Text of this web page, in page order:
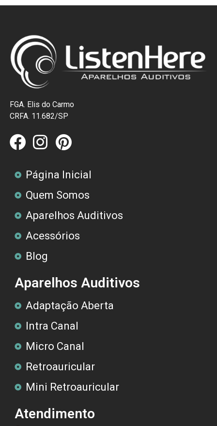
FGA. Elis do Carmo
CRFA. 11.682/SP
Página Inicial
Quem Somos
Aparelhos Auditivos
Acessórios
Blog
Aparelhos Auditivos
Adaptação Aberta
Intra Canal
Micro Canal
Retroauricular
Mini Retroauricular
Atendimento